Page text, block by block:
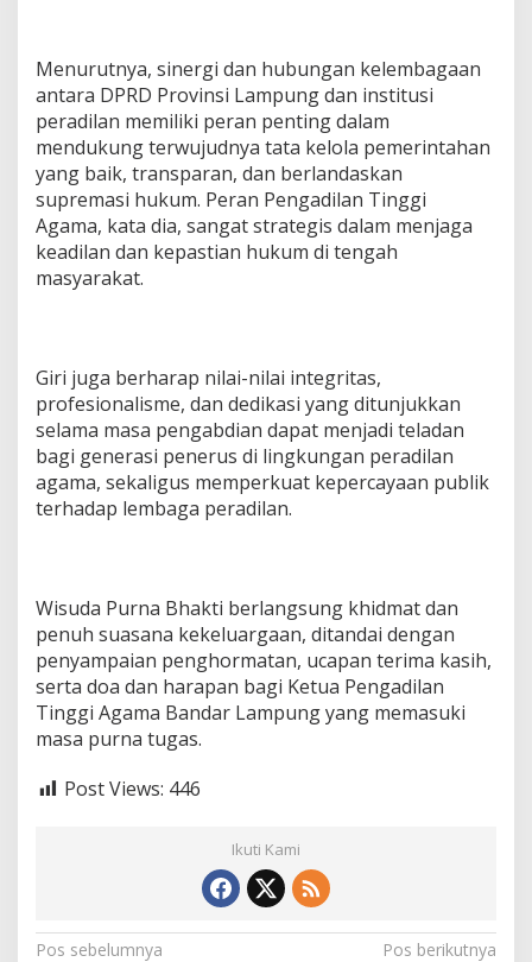
Menurutnya, sinergi dan hubungan kelembagaan
antara DPRD Provinsi Lampung dan institusi
peradilan memiliki peran penting dalam
mendukung terwujudnya tata kelola pemerintahan
yang baik, transparan, dan berlandaskan
supremasi hukum. Peran Pengadilan Tinggi
Agama, kata dia, sangat strategis dalam menjaga
keadilan dan kepastian hukum di tengah
masyarakat.
Giri juga berharap nilai-nilai integritas,
profesionalisme, dan dedikasi yang ditunjukkan
selama masa pengabdian dapat menjadi teladan
bagi generasi penerus di lingkungan peradilan
agama, sekaligus memperkuat kepercayaan publik
terhadap lembaga peradilan.
Wisuda Purna Bhakti berlangsung khidmat dan
penuh suasana kekeluargaan, ditandai dengan
penyampaian penghormatan, ucapan terima kasih,
serta doa dan harapan bagi Ketua Pengadilan
Tinggi Agama Bandar Lampung yang memasuki
masa purna tugas.
Post Views: 446
Ikuti Kami
Pos sebelumnya
Pos berikutnya